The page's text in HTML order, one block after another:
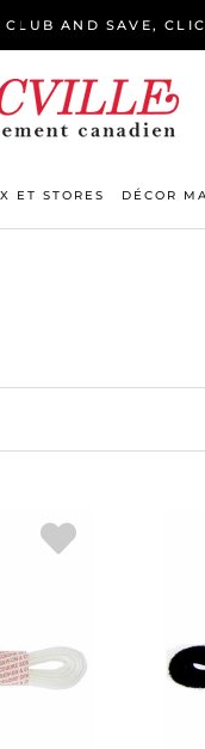
CLUB AND SAVE,
ET STORES DÉCOR